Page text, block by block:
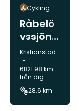
Cykling
Råbelö
vssjön
runt
Kommun:
Kristianstad
6821.98 km
från dig
28.6 km